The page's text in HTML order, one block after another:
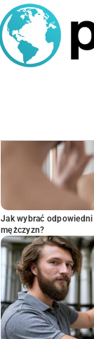
Jak wybrać
mężczyzn?